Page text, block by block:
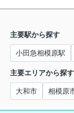
主要駅から探す
小田急相模原駅
主要エリアから探す
大和市 相模原